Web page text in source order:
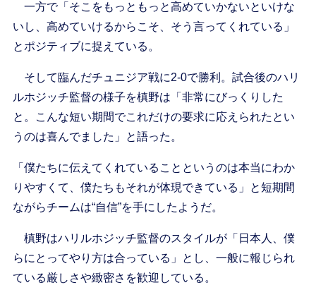
一方で「そこをもっともっと高めていかないといけな
いし、高めていけるからこそ、そう言ってくれている」
とポジティブに捉えている。
そして臨んだチュニジア戦に2-0で勝利。試合後のハリ
ルホジッチ監督の様子を槙野は「非常にびっくりした
と。こんな短い期間でこれだけの要求に応えられたとい
うのは喜んでました」と語った。
「僕たちに伝えてくれていることというのは本当にわか
りやすくて、僕たちもそれが体現できている」と短期間
ながらチームは“自信”を手にしたようだ。
槙野はハリルホジッチ監督のスタイルが「日本人、僕
らにとってやり方は合っている」とし、一般に報じられ
ている厳しさや緻密さを歓迎している。